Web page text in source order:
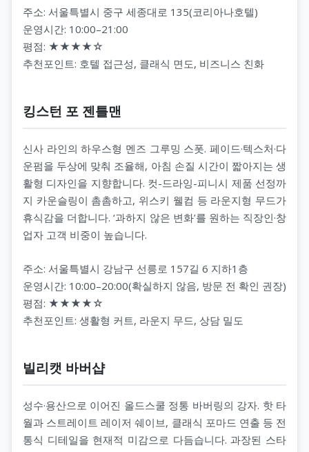
주소: 서울특별시 중구 세종대로 135(코리아나호텔)
운영시간: 10:00–21:00
평점: ★★★★☆
추천포인트: 호텔 접근성, 클래식 면도, 비즈니스 친화
킹스턴 포 젠틀맨
신사 라인의 하우스형 멘즈 그루밍 스폿. 페이드·텍스처·다
운펌을 두상에 맞춰 조율해, 아침 손질 시간이 짧아지는 생
활형 디자인을 지향합니다. 컷-드라잉-피니시 제품 선정까
지 카운슬링이 촘촘하고, 위스키 웰컴 등 라운지형 무드가
휴식감을 더합니다. ‘과하지 않은 변화’를 원하는 직장인·창
업자 고객 비중이 높습니다.
주소: 서울특별시 강남구 선릉로 157길 6 지하1층
운영시간: 10:00–20:00(확실하지 않음, 방문 전 확인 권장)
평점: ★★★★☆
추천포인트: 생활형 커트, 라운지 무드, 상담 밀도
빌리캣 바버샵
성수·용산으로 이어진 올드스쿨 정통 바버링의 강자. 핫 타
월과 스트레이트 레이저 쉐이브, 클래식 포마드 연출 등 전
통식 디테일을 현재적 미감으로 다듬습니다. 과장된 스타